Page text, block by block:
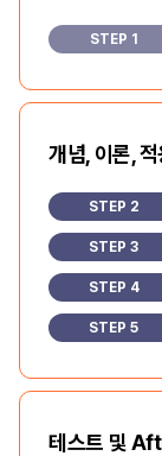
STEP 1
개념, 이론,
STEP 2
STEP 3
STEP 4
STEP 5
테스트 및